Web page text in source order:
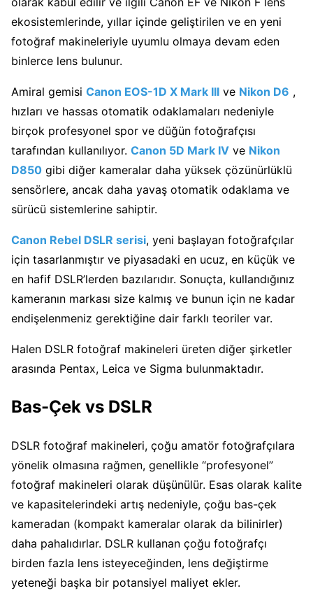
ekosistemlerinde, yıllar içinde geliştirilen ve en yeni
fotoğraf makineleriyle uyumlu olmaya devam eden
binlerce lens bulunur.
Amiral gemisi Canon EOS-1D X Mark III ve Nikon D6 ,
hızları ve hassas otomatik odaklamaları nedeniyle
birçok profesyonel spor ve düğün fotoğrafçısı
tarafından kullanılıyor. Canon 5D Mark IV ve Nikon
D850 gibi diğer kameralar daha yüksek çözünürlüklü
sensörlere, ancak daha yavaş otomatik odaklama ve
sürücü sistemlerine sahiptir.
Canon Rebel DSLR serisi, yeni başlayan fotoğrafçılar
için tasarlanmıştır ve piyasadaki en ucuz, en küçük ve
en hafif DSLR’lerden bazılarıdır. Sonuçta, kullandığınız
kameranın markası size kalmış ve bunun için ne kadar
endişelenmeniz gerektiğine dair farklı teoriler var.
Halen DSLR fotoğraf makineleri üreten diğer şirketler
arasında Pentax, Leica ve Sigma bulunmaktadır.
Bas-Çek vs DSLR
DSLR fotoğraf makineleri, çoğu amatör fotoğrafçılara
yönelik olmasına rağmen, genellikle “profesyonel”
fotoğraf makineleri olarak düşünülür. Esas olarak kalite
ve kapasitelerindeki artış nedeniyle, çoğu bas-çek
kameradan (kompakt kameralar olarak da bilinirler)
daha pahalıdırlar. DSLR kullanan çoğu fotoğrafçı
birden fazla lens isteyeceğinden, lens değiştirme
yeteneği başka bir potansiyel maliyet ekler.